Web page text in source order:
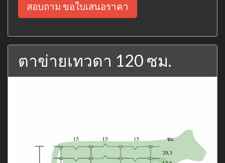
สอบถาม ขอใบเสนอราคา
ตาข่ายเทวดา 120 ซม.